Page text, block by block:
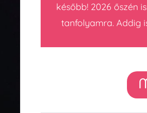
később! 2026 őszén
tanfolyamra. Addig